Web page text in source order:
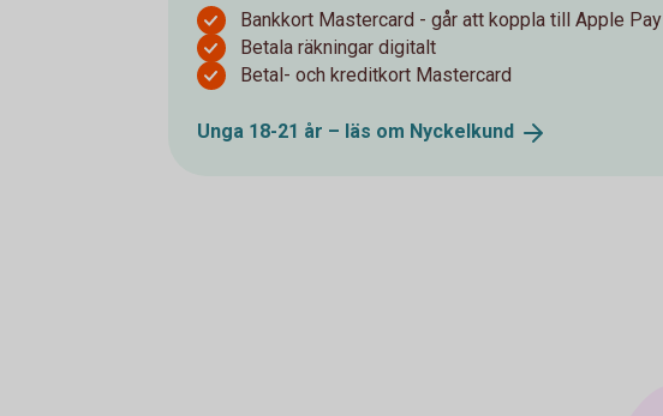
Bankkort Mastercard - går att koppla till Apple Pay
Betala räkningar digitalt
Betal- och kreditkort Mastercard
Unga 18-21 år – läs om Nyckelkund